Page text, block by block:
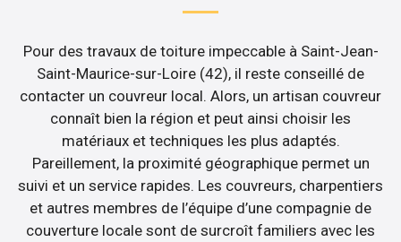
Pour des travaux de toiture impeccable à Saint-Jean-
Saint-Maurice-sur-Loire (42), il reste conseillé de
contacter un couvreur local. Alors, un artisan couvreur
connaît bien la région et peut ainsi choisir les
matériaux et techniques les plus adaptés.
Pareillement, la proximité géographique permet un
suivi et un service rapides. Les couvreurs, charpentiers
et autres membres de l’équipe d’une compagnie de
couverture locale sont de surcroît familiers avec les